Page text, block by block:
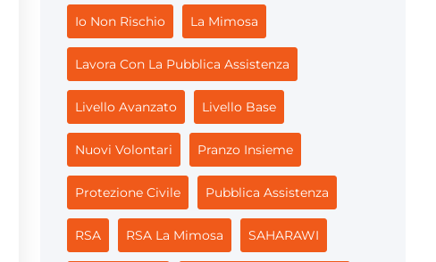
Io Non Rischio La Mimosa
Lavora Con La Pubblica Assistenza
Livello Avanzato Livello Base
Nuovi Volontari Pranzo Insieme
Protezione Civile Pubblica Assistenza
RSA RSA La Mimosa SAHARAWI